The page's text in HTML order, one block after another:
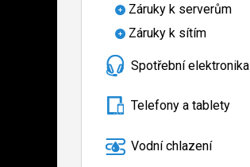
Záruky k serverům
Záruky k sítím
Spotřební elektronika
Telefony a tablety
Vodní chlazení